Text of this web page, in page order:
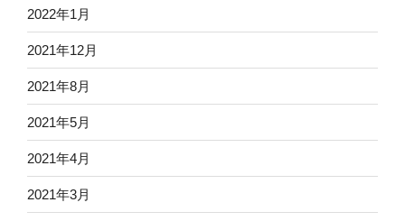
2022年1月
2021年12月
2021年8月
2021年5月
2021年4月
2021年3月